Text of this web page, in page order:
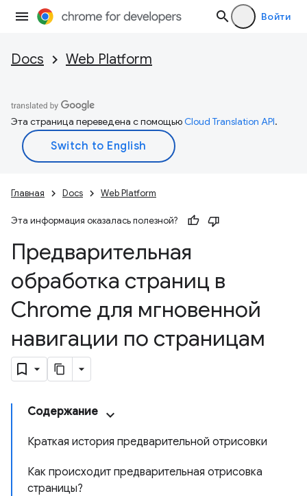
Войти
Docs Web Platform
Эта страница переведена с помощьюCloud Translation API.
Главная Docs Web Platform
Эта информация оказалась полезной?
Предварительная
обработка страниц в
Chrome для мгновенной
навигации по страницам
Содержание
Краткая история предварительной отрисовки
Как происходит предварительная отрисовка
страницы?